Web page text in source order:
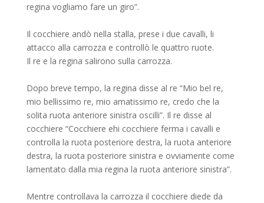
regina vogliamo fare un giro”.
Il cocchiere andò nella stalla, prese i due cavalli, li
attacco alla carrozza e controllò le quattro ruote.
Il re e la regina salirono sulla carrozza.
Dopo breve tempo, la regina disse al re “Mio bel re,
mio bellissimo re, mio amatissimo re, credo che la
solita ruota anteriore sinistra oscilli”. Il re disse al
cocchiere “Cocchiere ehi cocchiere ferma i cavalli e
controlla la ruota posteriore destra, la ruota anteriore
destra, la ruota posteriore sinistra e ovviamente come
lamentato dalla mia regina la ruota anteriore sinistra”.
Mentre controllava la carrozza il cocchiere diede da